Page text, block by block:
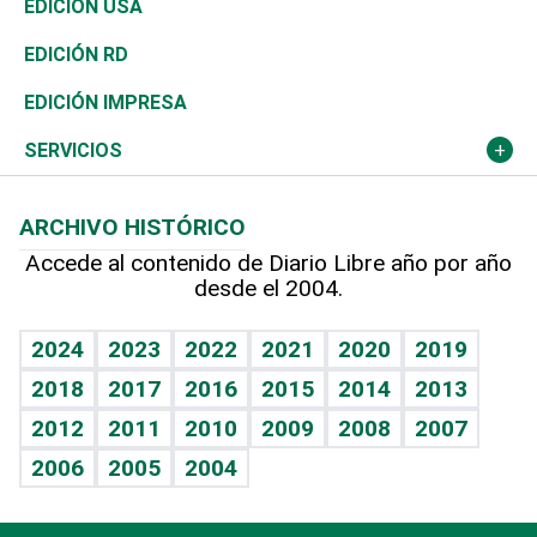
Ocenanía
Caribe
Resto del mundo
Telecom.
Global y variable
Economía personal
Sociales
Novedades
Podcast Arte Libre
Hablando con el pediatra
Vida y familia
Eñe
Celebrando la vida
Sin complejos
En pocas palabras
Tenis
Olimpismo
Más deportes
Línea de hit
TBT Deportivo
El Espía
Noticiero Poteleche
Columnistas
Más firmas
Tecnología
Historia
Martes de tecnología
Cambio climático
Economía
Revista
Deportes
Opinión
Hecho en casa
Guía del dinero
EDICIÓN USA
EDICIÓN RD
EDICIÓN IMPRESA
SERVICIOS
Cumpleaños
Horóscopos
Crucigramas
ARCHIVO HISTÓRICO
Accede al contenido de Diario Libre año por año
desde el 2004.
2024 2023 2022 2021 2020
2019
2018
2017 2016 2015 2014
2013
2012
2011 2010 2009 2008
2007
2006
2005 2004